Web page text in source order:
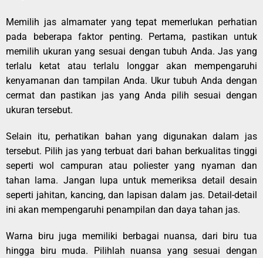
Memilih jas almamater yang tepat memerlukan perhatian
pada beberapa faktor penting. Pertama, pastikan untuk
memilih ukuran yang sesuai dengan tubuh Anda. Jas yang
terlalu ketat atau terlalu longgar akan mempengaruhi
kenyamanan dan tampilan Anda. Ukur tubuh Anda dengan
cermat dan pastikan jas yang Anda pilih sesuai dengan
ukuran tersebut.
Selain itu, perhatikan bahan yang digunakan dalam jas
tersebut. Pilih jas yang terbuat dari bahan berkualitas tinggi
seperti wol campuran atau poliester yang nyaman dan
tahan lama. Jangan lupa untuk memeriksa detail desain
seperti jahitan, kancing, dan lapisan dalam jas. Detail-detail
ini akan mempengaruhi penampilan dan daya tahan jas.
Warna biru juga memiliki berbagai nuansa, dari biru tua
hingga biru muda. Pilihlah nuansa yang sesuai dengan